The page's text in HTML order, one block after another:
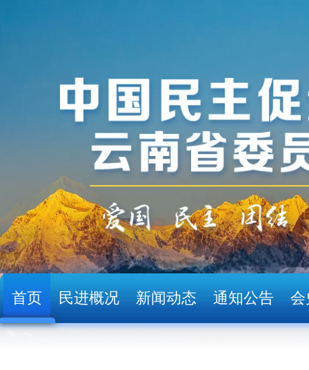
首页 民进概况 新闻动态 通知公告 会